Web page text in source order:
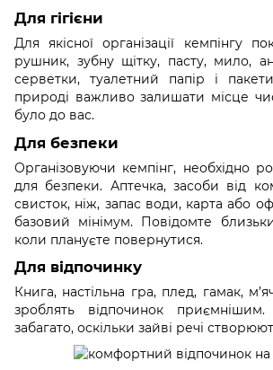
Для гігієни
Для якісної організації кемпінгу
рушник, зубну щітку, пасту, мило,
серветки, туалетний папір і
природі важливо залишати місце
було до вас.
Для безпеки
Організовуючи кемпінг, необхідно
для безпеки. Аптечка, засоби від
свисток, ніж, запас води, карта або
базовий мінімум. Повідомте
коли плануєте повернутися.
Для відпочинку
Книга, настільна гра, плед, гамак,
зроблять відпочинок
забагато, оскільки зайві речі